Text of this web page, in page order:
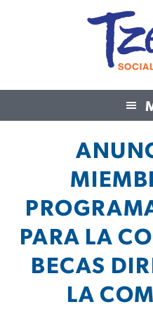
Tzedek
PARA LA
BECAS
LA